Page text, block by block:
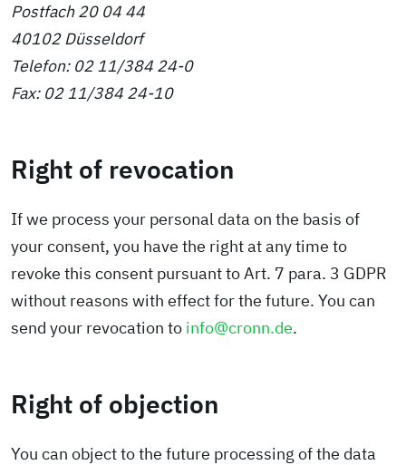
Postfach 20 04 44
40102 Düsseldorf
Telefon: 02 11/384 24-0
Fax: 02 11/384 24-10
Right of revocation
If we process your personal data on the basis of
your consent, you have the right at any time to
revoke this consent pursuant to Art. 7 para. 3 GDPR
without reasons with effect for the future. You can
send your revocation to info@cronn.de.
Right of objection
You can object to the future processing of the data